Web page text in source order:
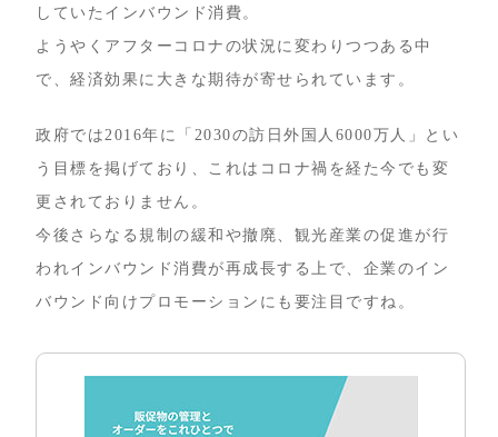
していたインバウンド消費。
ようやくアフターコロナの状況に変わりつつある中
で、経済効果に大きな期待が寄せられています。
政府では2016年に「2030の訪日外国人6000万人」とい
う目標を掲げており、これはコロナ禍を経た今でも変
更されておりません。
今後さらなる規制の緩和や撤廃、観光産業の促進が行
われインバウンド消費が再成長する上で、企業のイン
バウンド向けプロモーションにも要注目ですね。